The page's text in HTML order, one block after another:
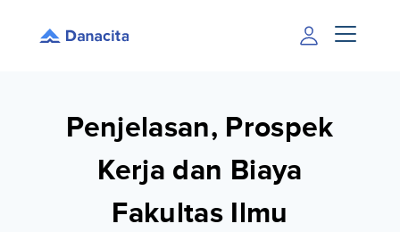
Penjelasan, Prospek
Kerja dan Biaya
Fakultas Ilmu